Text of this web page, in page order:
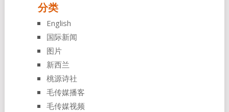
分类
English
国际新闻
图片
新西兰
桃源诗社
毛传媒播客
毛传媒视频